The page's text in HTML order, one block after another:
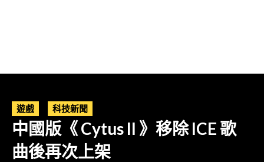
遊戲 科技新聞
中國版《 Cytus II 》移除 ICE 歌
曲後再次上架